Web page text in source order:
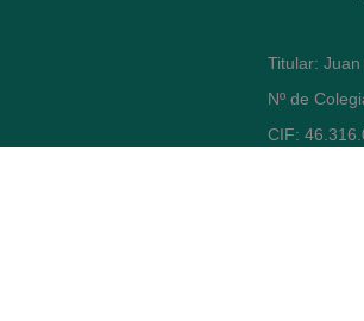
Titular:
Nº de
CIF: